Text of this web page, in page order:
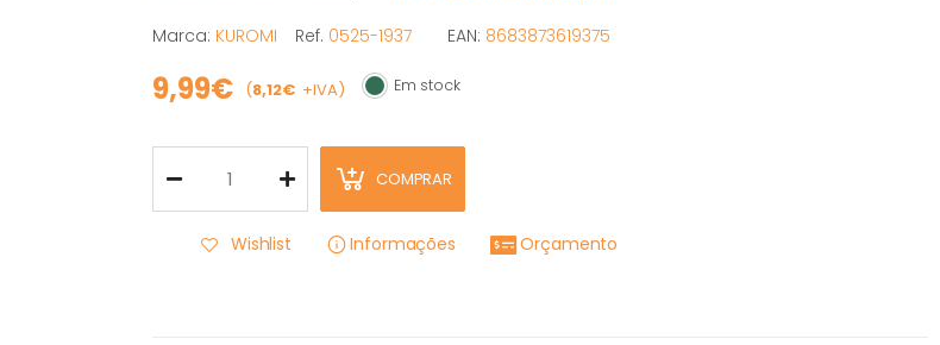
Marca: KUROMI Ref. 0525-1937 EAN: 8683873619375
9,99€ (8,12€ +IVA) Em stock
Em stock
COMPRAR
Wishlist Informações Orçamento